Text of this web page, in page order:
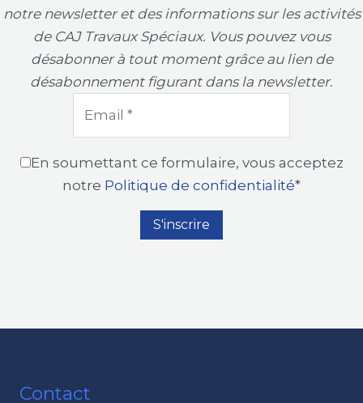
notre newsletter et des informations sur les activités
de CAJ Travaux Spéciaux. Vous pouvez vous
désabonner à tout moment grâce au lien de
désabonnement figurant dans la newsletter.
En soumettant ce formulaire, vous acceptez
notre Politique de confidentialité*
Contact